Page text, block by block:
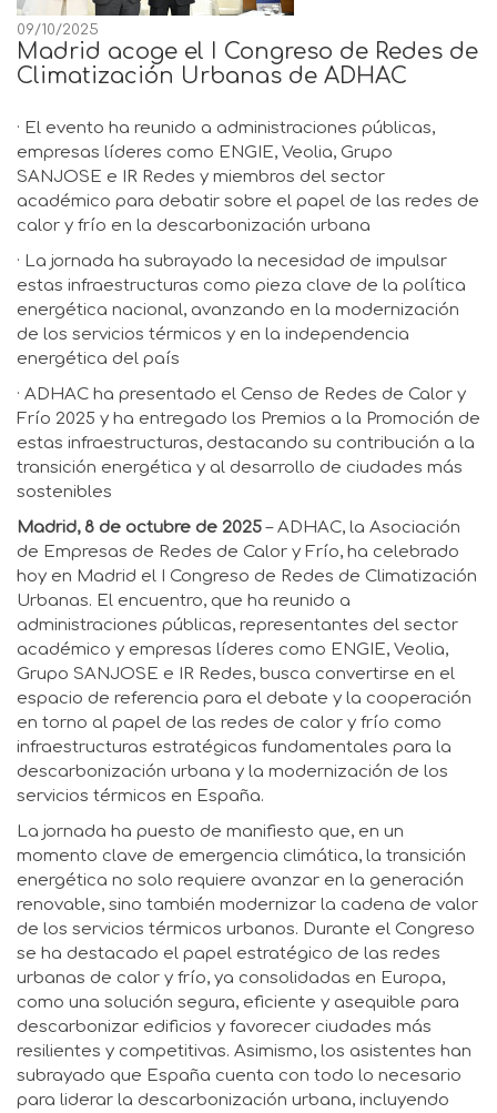
09/10/2025
Madrid acoge el I Congreso de Redes de
Climatización Urbanas de ADHAC
· El evento ha reunido a administraciones públicas,
empresas líderes como ENGIE, Veolia, Grupo
SANJOSE e IR Redes y miembros del sector
académico para debatir sobre el papel de las redes de
calor y frío en la descarbonización urbana
· La jornada ha subrayado la necesidad de impulsar
estas infraestructuras como pieza clave de la política
energética nacional, avanzando en la modernización
de los servicios térmicos y en la independencia
energética del país
· ADHAC ha presentado el Censo de Redes de Calor y
Frío 2025 y ha entregado los Premios a la Promoción de
estas infraestructuras, destacando su contribución a la
transición energética y al desarrollo de ciudades más
sostenibles
Madrid, 8 de octubre de 2025– ADHAC, la Asociación
de Empresas de Redes de Calor y Frío, ha celebrado
hoy en Madrid el I Congreso de Redes de Climatización
Urbanas. El encuentro, que ha reunido a
administraciones públicas, representantes del sector
académico y empresas líderes como ENGIE, Veolia,
Grupo SANJOSE e IR Redes, busca convertirse en el
espacio de referencia para el debate y la cooperación
en torno al papel de las redes de calor y frío como
infraestructuras estratégicas fundamentales para la
descarbonización urbana y la modernización de los
servicios térmicos en España.
La jornada ha puesto de manifiesto que, en un
momento clave de emergencia climática, la transición
energética no solo requiere avanzar en la generación
renovable, sino también modernizar la cadena de valor
de los servicios térmicos urbanos. Durante el Congreso
se ha destacado el papel estratégico de las redes
urbanas de calor y frío, ya consolidadas en Europa,
como una solución segura, eficiente y asequible para
descarbonizar edificios y favorecer ciudades más
resilientes y competitivas. Asimismo, los asistentes han
subrayado que España cuenta con todo lo necesario
para liderar la descarbonización urbana, incluyendo